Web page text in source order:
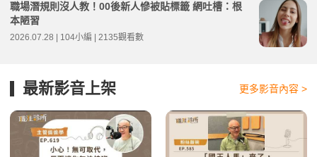
職場潛規則沒人教！00後新人慘被貼標籤 網吐槽：根
本陋習
2026.07.28 | 104小編 | 2135觀看數
最新影音上架 更多影音內容 >